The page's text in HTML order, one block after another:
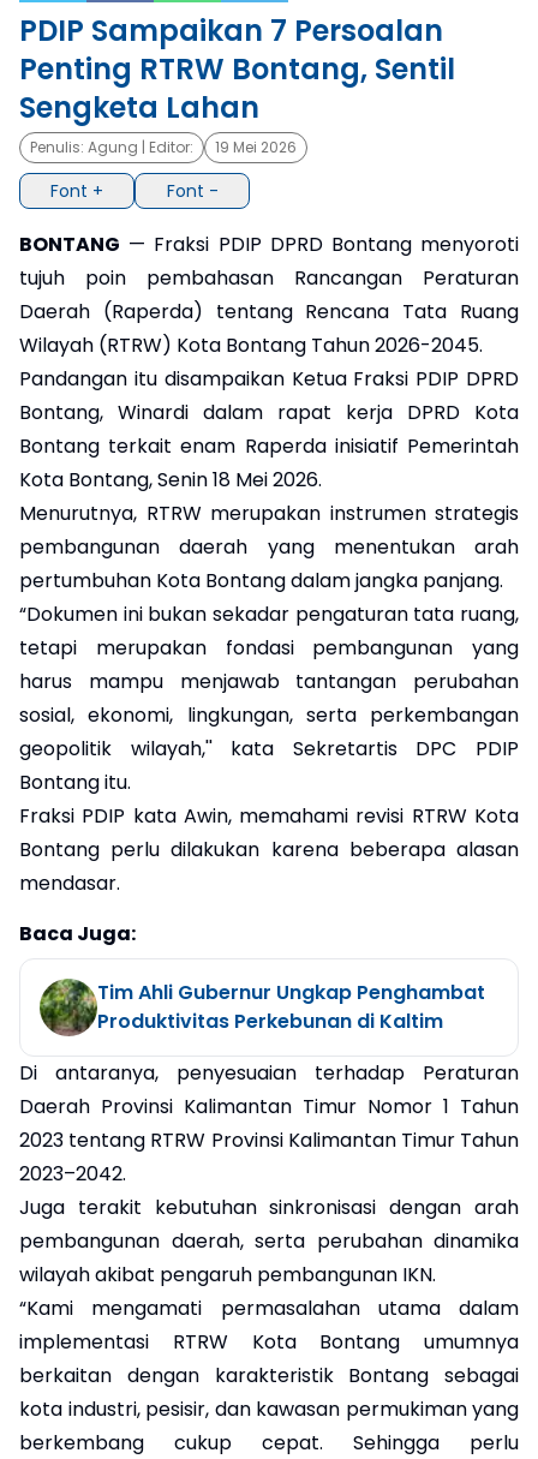
×
PDIP Sampaikan 7 Persoalan
Penting RTRW Bontang, Sentil
Sengketa Lahan
Penulis: Agung | Editor: 19 Mei 2026
Font + Font -
BONTANG — Fraksi PDIP DPRD Bontang menyoroti
tujuh poin pembahasan Rancangan Peraturan
Daerah (Raperda) tentang Rencana Tata Ruang
Wilayah (RTRW) Kota Bontang Tahun 2026-2045.
Pandangan itu disampaikan Ketua Fraksi PDIP DPRD
Bontang, Winardi dalam rapat kerja DPRD Kota
Bontang terkait enam Raperda inisiatif Pemerintah
Kota Bontang, Senin 18 Mei 2026.
Menurutnya, RTRW merupakan instrumen strategis
pembangunan daerah yang menentukan arah
pertumbuhan Kota Bontang dalam jangka panjang.
“Dokumen ini bukan sekadar pengaturan tata ruang,
tetapi merupakan fondasi pembangunan yang
harus mampu menjawab tantangan perubahan
sosial, ekonomi, lingkungan, serta perkembangan
geopolitik wilayah,'' kata Sekretartis DPC PDIP
Bontang itu.
Fraksi PDIP kata Awin, memahami revisi RTRW Kota
Bontang perlu dilakukan karena beberapa alasan
mendasar.
Baca Juga:
Tim Ahli Gubernur Ungkap Penghambat
Produktivitas Perkebunan di Kaltim
Di antaranya, penyesuaian terhadap Peraturan
Daerah Provinsi Kalimantan Timur Nomor 1 Tahun
2023 tentang RTRW Provinsi Kalimantan Timur Tahun
2023–2042.
Juga terakit kebutuhan sinkronisasi dengan arah
pembangunan daerah, serta perubahan dinamika
wilayah akibat pengaruh pembangunan IKN.
“Kami mengamati permasalahan utama dalam
implementasi RTRW Kota Bontang umumnya
berkaitan dengan karakteristik Bontang sebagai
kota industri, pesisir, dan kawasan permukiman yang
berkembang cukup cepat. Sehingga perlu